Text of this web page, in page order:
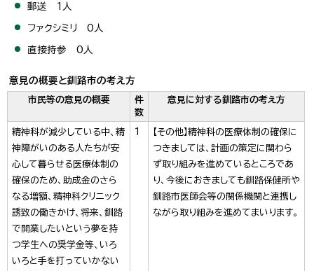
郵送 1人
ファクシミリ 0人
直接持参 0人
意見の概要と釧路市の考え方
市民等の意見の概要
件
数
意見に対する釧路市の考え方
精神科が減少している中、精
神障がいのある人たちが安
心して暮らせる医療体制の
確保のため、助成金のさら
なる増額、精神科クリニック
誘致の働きかけ、将来、釧路
で開業したいという夢を持
つ学生への奨学金等、いろ
いろと手を打っていかない
1
【その他】精神科の医療体制の確保に
つきましては、計画の策定に関わら
ず取り組みを進めているところであ
り、今後におきましても釧路保健所や
釧路市医師会等の関係機関と連携し
ながら取り組みを進めてまいります。